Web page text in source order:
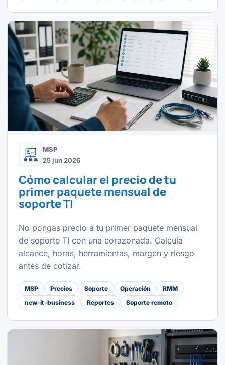
MSP
25 jun 2026
Cómo calcular el precio de tu
primer paquete mensual de
soporte TI
No pongas precio a tu primer paquete mensual
de soporte TI con una corazonada. Calcula
alcance, horas, herramientas, margen y riesgo
antes de cotizar.
MSP Precios Soporte Operación
RMM
new-it-business
Reportes Soporte remoto